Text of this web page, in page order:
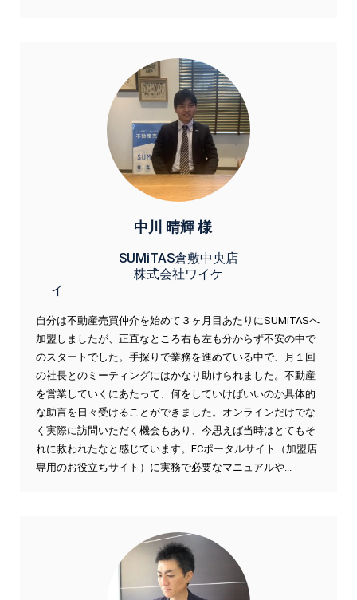
中川 晴輝 様
SUMiTAS倉敷中央店
株式会社ワイケ
イ
自分は不動産売買仲介を始めて３ヶ月目あたりにSUMiTASへ
加盟しましたが、正直なところ右も左も分からず不安の中で
のスタートでした。手探りで業務を進めている中で、月１回
の社長とのミーティングにはかなり助けられました。不動産
を営業していくにあたって、何をしていけばいいのか具体的
な助言を日々受けることができました。オンラインだけでな
く実際に訪問いただく機会もあり、今思えば当時はとてもそ
れに救われたなと感じています。FCポータルサイト（加盟店
専用のお役立ちサイト）に実務で必要なマニュアルや...